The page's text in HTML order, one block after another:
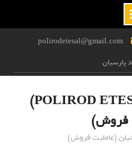
polirodetesal@gmail.com
پارسیان
پلی رود اتصال (POLIROD ETESAL)
فروش)
(عاملیت فروش)